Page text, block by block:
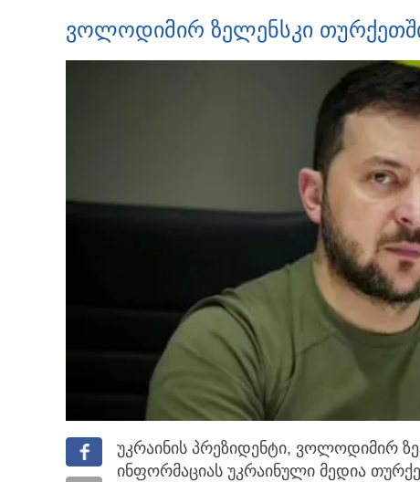
ვოლოდიმირ ზელენსკი
უკრაინის პრეზიდენტი, ვოლოდიმირ
ინფორმაციას უკრაინული მედია